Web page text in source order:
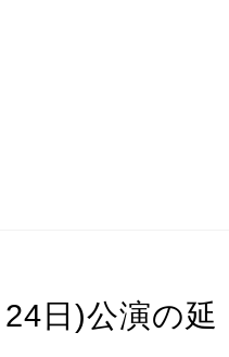
日)公演の延